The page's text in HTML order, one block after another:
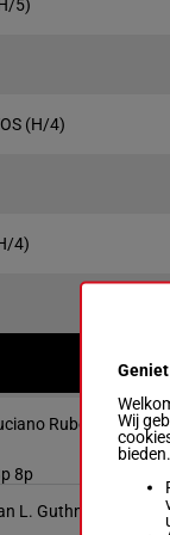
5)
(H/4)
4)
Ruben
8p
H/4
L. Guthmann
H/5
Wij